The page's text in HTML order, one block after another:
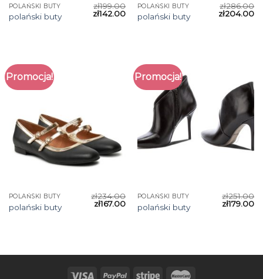
POLAŃSKI BUTY
polański buty
zł199.00
zł142.00
POLAŃSKI BUTY
polański buty
zł286.00
zł204.00
Promocja!
POLAŃSKI BUTY
polański buty
zł234.00
zł167.00
Promocja!
POLAŃSKI BUTY
polański buty
zł251.00
zł179.00